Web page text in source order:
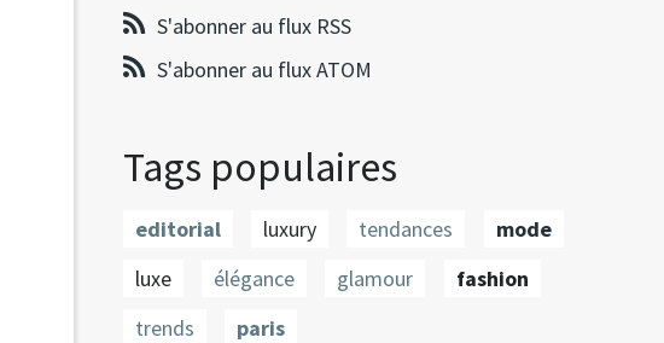
S'abonner au flux RSS
S'abonner au flux ATOM
Tags populaires
editorial luxury tendances
mode
luxe
élégance glamour
fashion
trends
paris